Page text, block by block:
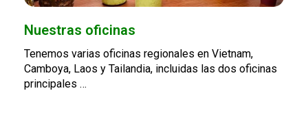
Nuestras oficinas
Tenemos varias oficinas regionales en Vietnam,
Camboya, Laos y Tailandia, incluidas las dos oficinas
principales …